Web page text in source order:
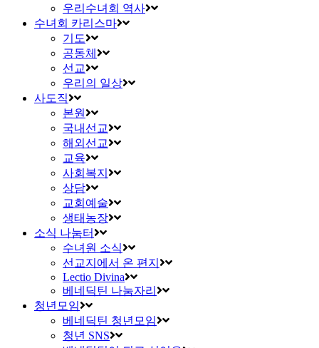
우리수녀회 역사
수녀회 카리스마
기도
공동체
선교
우리의 일상
사도직
본원
국내선교
해외선교
교육
사회복지
상담
교회예술
생태농장
소식 나눔터
수녀원 소식
선교지에서 온 편지
Lectio Divina
베네딕틴 나눔자리
청년모임
베네딕틴 청년모임
청년 SNS